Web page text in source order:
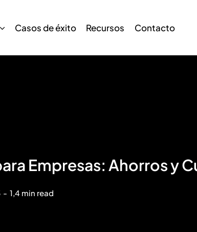
Casos de éxito Recursos Contacto
Empresas: Ahorros y
- 1,4 min read